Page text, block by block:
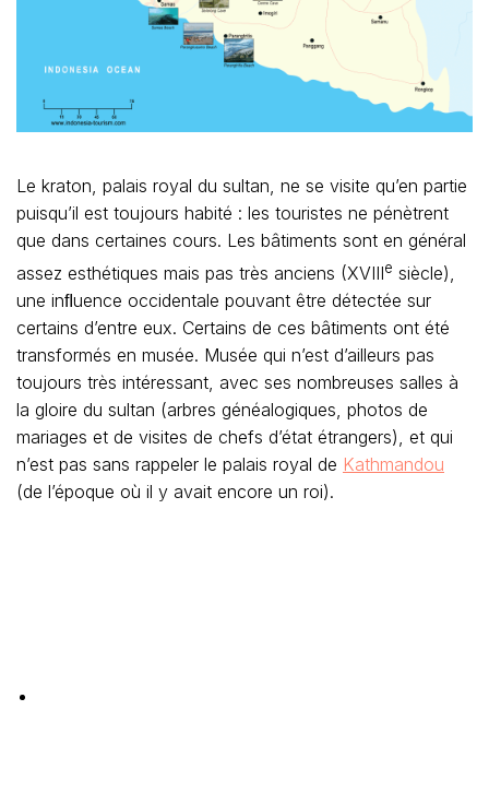
Le kraton, palais royal du sultan, ne se visite qu’en partie
puisqu’il est toujours habité : les touristes ne pénètrent
que dans certaines cours. Les bâtiments sont en général
assez esthétiques mais pas très anciens (XVIIIe siècle),
une inﬂuence occidentale pouvant être détectée sur
certains d’entre eux. Certains de ces bâtiments ont été
transformés en musée. Musée qui n’est d’ailleurs pas
toujours très intéressant, avec ses nombreuses salles à
la gloire du sultan (arbres généalogiques, photos de
mariages et de visites de chefs d’état étrangers), et qui
n’est pas sans rappeler le palais royal de Kathmandou
(de l’époque où il y avait encore un roi).